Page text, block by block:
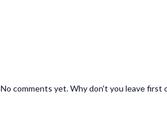
No comments yet. Why don't you leave first